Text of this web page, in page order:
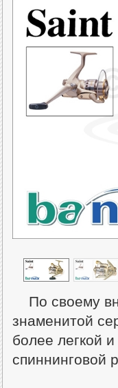
По своему
знаменитой
более легкой
спиннинговой